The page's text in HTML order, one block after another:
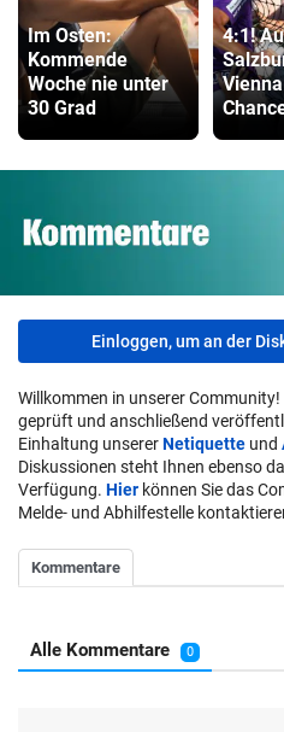
Im Osten:
Kommende
Woche nie unter
30 Grad
4:1!
Einloggen, um an der
Willkommen in unserer
geprüft und anschließend
Einhaltung unsererNetiquette und
Diskussionen steht Ihnen ebenso
Verfügung. Hier können Sie das
Melde- und Abhilfestelle